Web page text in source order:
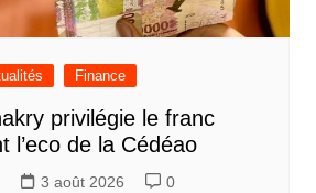
Finance
privilégie le franc
l’eco de la Cédéao
3 août 2026 0